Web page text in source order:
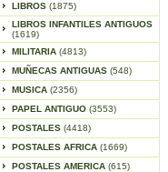
LIBROS (1875)
LIBROS INFANTILES ANTIGUOS
(1619)
MILITARIA (4813)
MUÑECAS ANTIGUAS (548)
MUSICA (2356)
PAPEL ANTIGUO (3553)
POSTALES (4418)
POSTALES AFRICA (1669)
POSTALES AMERICA (615)